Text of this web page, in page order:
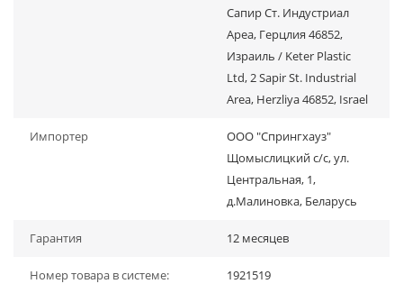
Сапир Ст. Индустриал
Ареа, Герцлия 46852,
Израиль / Keter Plastic
Ltd, 2 Sapir St. Industrial
Area, Herzliya 46852, Israel
Импортер
ООО "Спрингхауз"
Щомыслицкий с/с, ул.
Центральная, 1,
д.Малиновка, Беларусь
Гарантия 12 месяцев
Номер товара в системе: 1921519